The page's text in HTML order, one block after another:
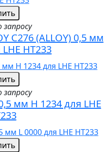
C276 (ALLOY) 0,5 мм
HT233
мм H 1234 для LHE